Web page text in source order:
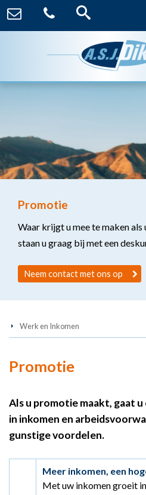
Promotie
Waar krijgt u mee te maken
staan u graag bij met een
Neem contact met ons op
Werk en Inkomen
Promotie
Als u promotie maakt, gaat
in inkomen en
gunstige voordelen.
Meer inkomen, een
Met uw inkomen groeit